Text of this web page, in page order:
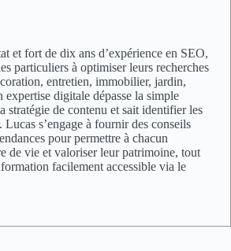
et fort de dix ans d’expérience en SEO,
particuliers à optimiser leurs recherches
entretien, immobilier, jardin,
expertise digitale dépasse la simple
stratégie de contenu et sait identifier les
Lucas s’engage à fournir des conseils
pour permettre à chacun
de vie et valoriser leur patrimoine, tout
facilement accessible via le